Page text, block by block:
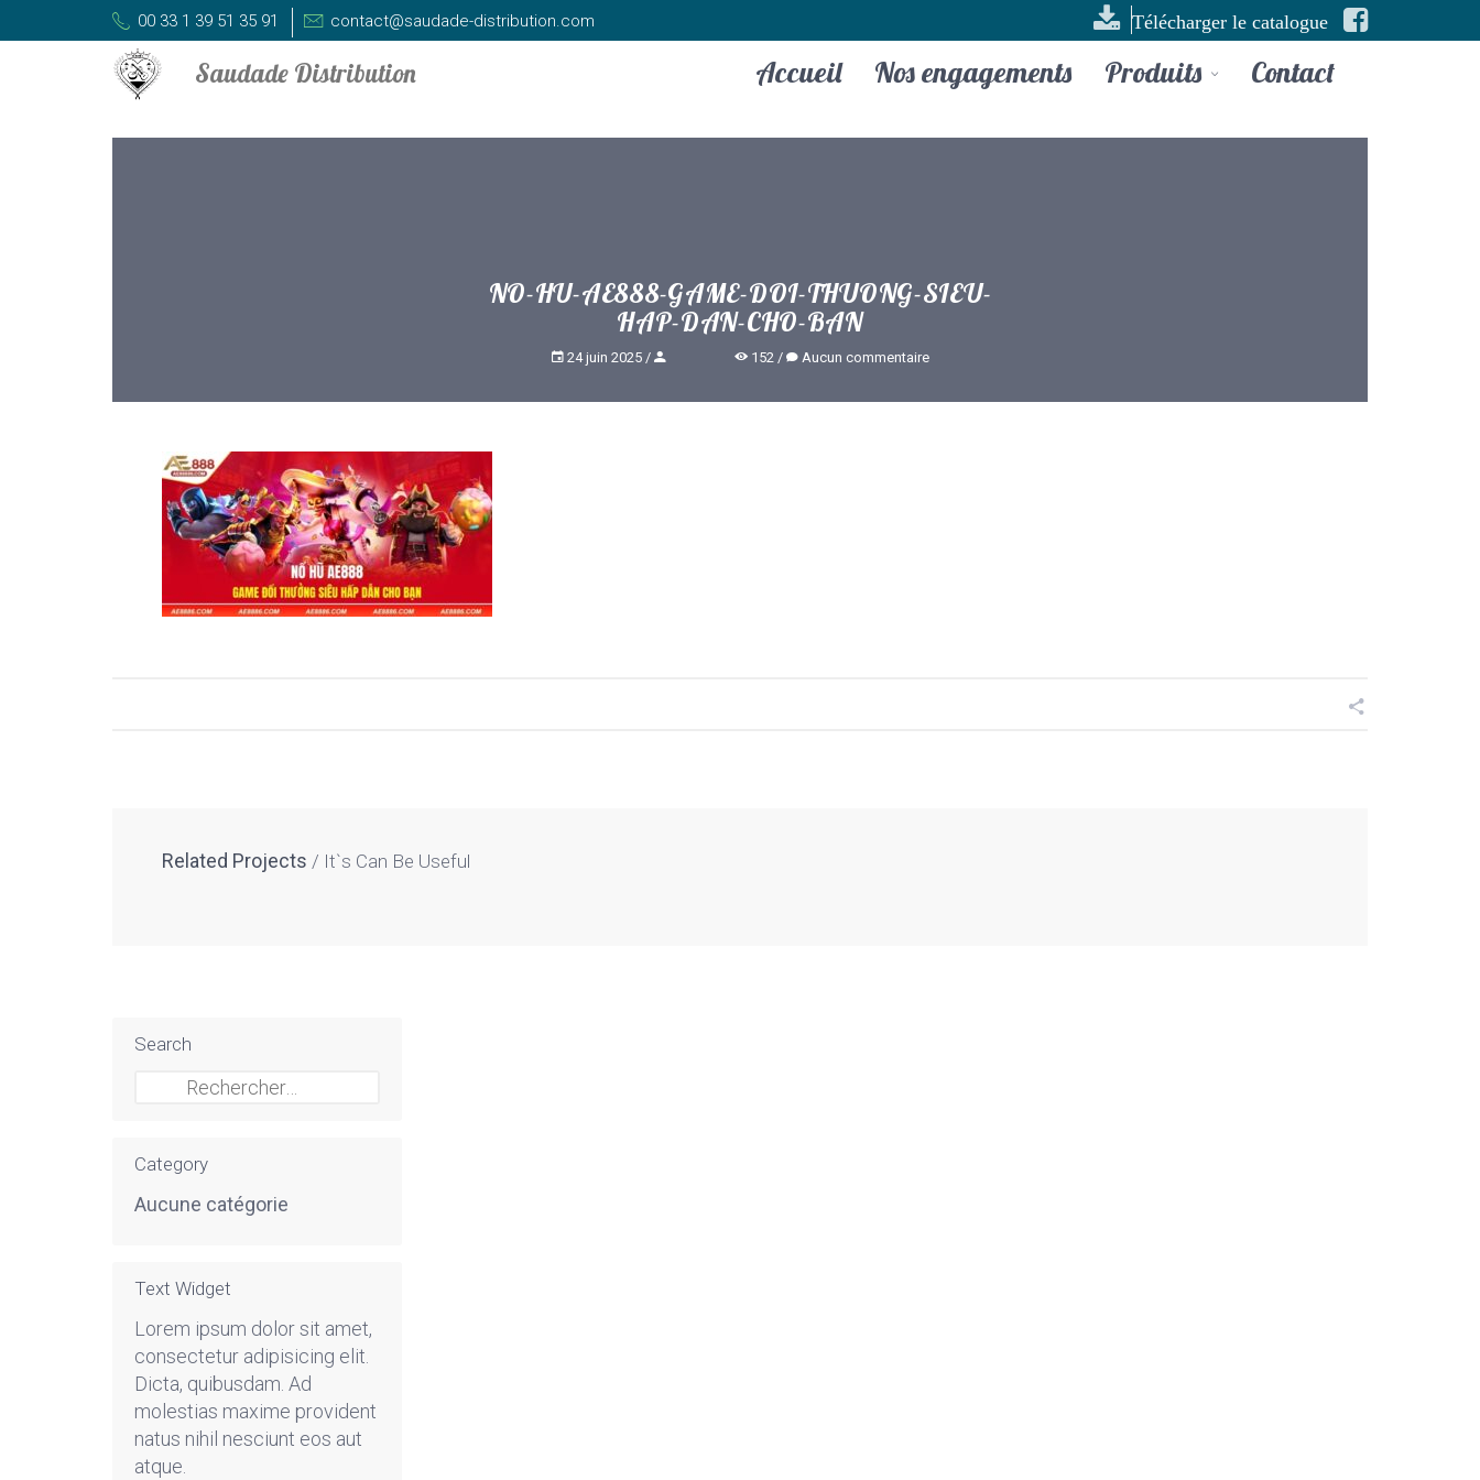
00 33 1 39 51 35 91 contact@saudade-distribution.com Télécharger le catalogue
Accueil Nos engagements Produits Contact
NO-HU-AE888-GAME-DOI-THUONG-SIEU-
HAP-DAN-CHO-BAN
24 juin 2025 152 Aucun commentaire
Related Projects It`s Can Be Useful
Search
Rechercher :
Category
Aucune catégorie
Text Widget
Lorem ipsum dolor sit amet,
consectetur adipisicing elit.
Dicta, quibusdam. Ad
molestias maxime provident
natus nihil nesciunt eos aut
atque.